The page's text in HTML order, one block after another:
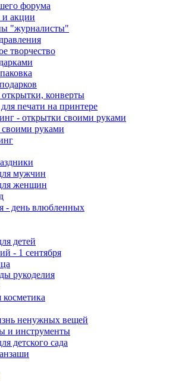
форума
акции
"журналисты"
творчество
конверты
печати на принтере
- открытки своими руками
руками
мужчин
женщин
- день влюбленных
детей
- 1 сентября
рукоделия
ненужных вещей
и инструменты
детского сада